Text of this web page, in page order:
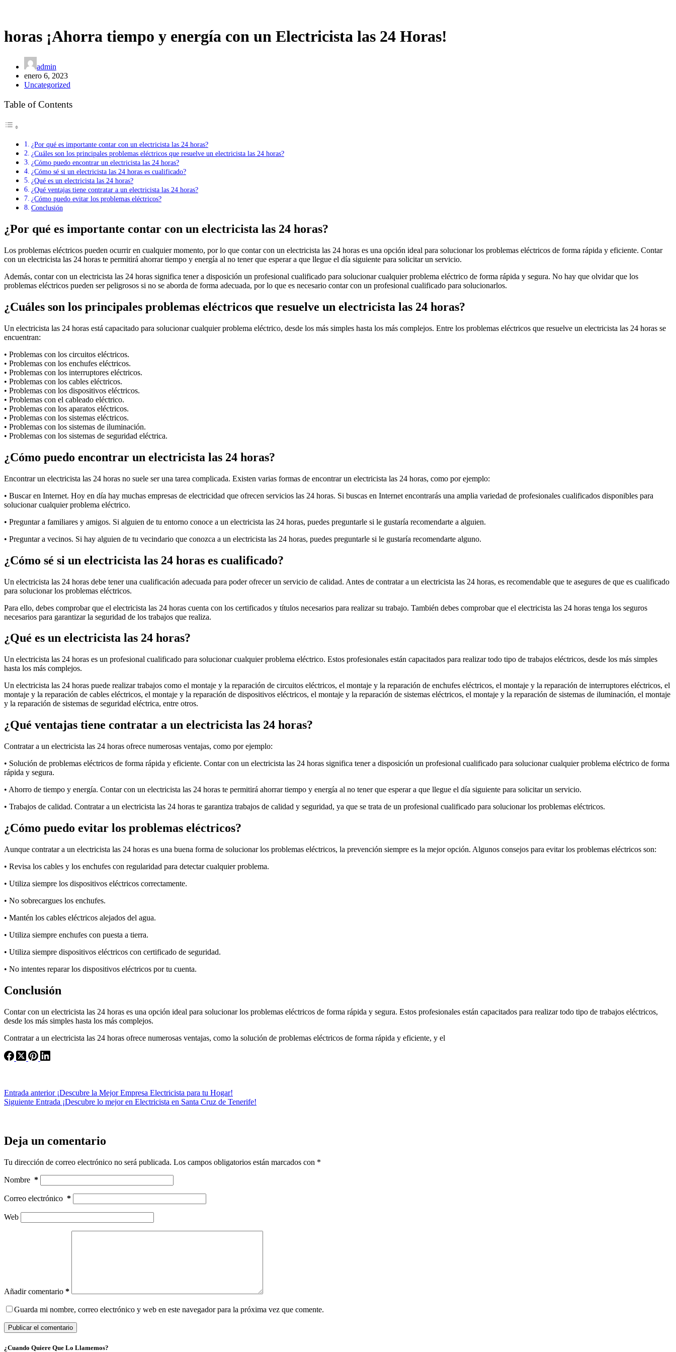
horas ¡Ahorra tiempo y energía con un Electricista las 24 Horas!
admin
enero 6, 2023
Uncategorized
Table of Contents
¿Por qué es importante contar con un electricista las 24 horas?
¿Cuáles son los principales problemas eléctricos que resuelve un electricista las 24 horas?
¿Cómo puedo encontrar un electricista las 24 horas?
¿Cómo sé si un electricista las 24 horas es cualificado?
¿Qué es un electricista las 24 horas?
¿Qué ventajas tiene contratar a un electricista las 24 horas?
¿Cómo puedo evitar los problemas eléctricos?
Conclusión
¿Por qué es importante contar con un electricista las 24 horas?
Los problemas eléctricos pueden ocurrir en cualquier momento, por lo que contar con un electricista las 24 horas es una opción ideal para solucionar los problemas eléctricos de forma rápida y eficiente. Contar
con un electricista las 24 horas te permitirá ahorrar tiempo y energía al no tener que esperar a que llegue el día siguiente para solicitar un servicio.
Además, contar con un electricista las 24 horas significa tener a disposición un profesional cualificado para solucionar cualquier problema eléctrico de forma rápida y segura. No hay que olvidar que los
problemas eléctricos pueden ser peligrosos si no se aborda de forma adecuada, por lo que es necesario contar con un profesional cualificado para solucionarlos.
¿Cuáles son los principales problemas eléctricos que resuelve un electricista las 24 horas?
Un electricista las 24 horas está capacitado para solucionar cualquier problema eléctrico, desde los más simples hasta los más complejos. Entre los problemas eléctricos que resuelve un electricista las 24 horas se
encuentran:
• Problemas con los circuitos eléctricos.
• Problemas con los enchufes eléctricos.
• Problemas con los interruptores eléctricos.
• Problemas con los cables eléctricos.
• Problemas con los dispositivos eléctricos.
• Problemas con el cableado eléctrico.
• Problemas con los aparatos eléctricos.
• Problemas con los sistemas eléctricos.
• Problemas con los sistemas de iluminación.
• Problemas con los sistemas de seguridad eléctrica.
¿Cómo puedo encontrar un electricista las 24 horas?
Encontrar un electricista las 24 horas no suele ser una tarea complicada. Existen varias formas de encontrar un electricista las 24 horas, como por ejemplo:
• Buscar en Internet. Hoy en día hay muchas empresas de electricidad que ofrecen servicios las 24 horas. Si buscas en Internet encontrarás una amplia variedad de profesionales cualificados disponibles para
solucionar cualquier problema eléctrico.
• Preguntar a familiares y amigos. Si alguien de tu entorno conoce a un electricista las 24 horas, puedes preguntarle si le gustaría recomendarte a alguien.
• Preguntar a vecinos. Si hay alguien de tu vecindario que conozca a un electricista las 24 horas, puedes preguntarle si le gustaría recomendarte alguno.
¿Cómo sé si un electricista las 24 horas es cualificado?
Un electricista las 24 horas debe tener una cualificación adecuada para poder ofrecer un servicio de calidad. Antes de contratar a un electricista las 24 horas, es recomendable que te asegures de que es cualificado
para solucionar los problemas eléctricos.
Para ello, debes comprobar que el electricista las 24 horas cuenta con los certificados y títulos necesarios para realizar su trabajo. También debes comprobar que el electricista las 24 horas tenga los seguros
necesarios para garantizar la seguridad de los trabajos que realiza.
¿Qué es un electricista las 24 horas?
Un electricista las 24 horas es un profesional cualificado para solucionar cualquier problema eléctrico. Estos profesionales están capacitados para realizar todo tipo de trabajos eléctricos, desde los más simples
hasta los más complejos.
Un electricista las 24 horas puede realizar trabajos como el montaje y la reparación de circuitos eléctricos, el montaje y la reparación de enchufes eléctricos, el montaje y la reparación de interruptores eléctricos, el
montaje y la reparación de cables eléctricos, el montaje y la reparación de dispositivos eléctricos, el montaje y la reparación de sistemas eléctricos, el montaje y la reparación de sistemas de iluminación, el montaje
y la reparación de sistemas de seguridad eléctrica, entre otros.
¿Qué ventajas tiene contratar a un electricista las 24 horas?
Contratar a un electricista las 24 horas ofrece numerosas ventajas, como por ejemplo:
• Solución de problemas eléctricos de forma rápida y eficiente. Contar con un electricista las 24 horas significa tener a disposición un profesional cualificado para solucionar cualquier problema eléctrico de forma
rápida y segura.
• Ahorro de tiempo y energía. Contar con un electricista las 24 horas te permitirá ahorrar tiempo y energía al no tener que esperar a que llegue el día siguiente para solicitar un servicio.
• Trabajos de calidad. Contratar a un electricista las 24 horas te garantiza trabajos de calidad y seguridad, ya que se trata de un profesional cualificado para solucionar los problemas eléctricos.
¿Cómo puedo evitar los problemas eléctricos?
Aunque contratar a un electricista las 24 horas es una buena forma de solucionar los problemas eléctricos, la prevención siempre es la mejor opción. Algunos consejos para evitar los problemas eléctricos son:
• Revisa los cables y los enchufes con regularidad para detectar cualquier problema.
• Utiliza siempre los dispositivos eléctricos correctamente.
• No sobrecargues los enchufes.
• Mantén los cables eléctricos alejados del agua.
• Utiliza siempre enchufes con puesta a tierra.
• Utiliza siempre dispositivos eléctricos con certificado de seguridad.
• No intentes reparar los dispositivos eléctricos por tu cuenta.
Conclusión
Contar con un electricista las 24 horas es una opción ideal para solucionar los problemas eléctricos de forma rápida y segura. Estos profesionales están capacitados para realizar todo tipo de trabajos eléctricos,
desde los más simples hasta los más complejos.
Contratar a un electricista las 24 horas ofrece numerosas ventajas, como la solución de problemas eléctricos de forma rápida y eficiente, y el
Entrada anterior ¡Descubre la Mejor Empresa Electricista para tu Hogar!
Siguiente Entrada ¡Descubre lo mejor en Electricista en Santa Cruz de Tenerife!
Deja un comentario
Tu dirección de correo electrónico no será publicada. Los campos obligatorios están marcados con *
Nombre *
Correo electrónico *
Web
Añadir comentario *
Guarda mi nombre, correo electrónico y web en este navegador para la próxima vez que comente.
Publicar el comentario
¿Cuando Quiere Que Lo Llamemos?